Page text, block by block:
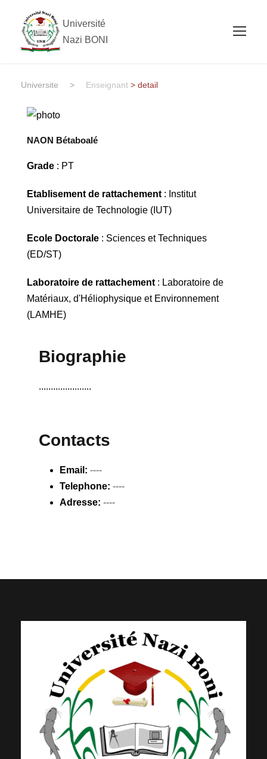
Université
Nazi BONI
Universite > Enseignant > detail
NAON Bétaboalé
Grade: PT
Etablisement de rattachement: Institut
Universitaire de Technologie (IUT)
Ecole Doctorale: Sciences et Techniques
(ED/ST)
Laboratoire de rattachement: Laboratoire de
Matériaux, d'Héliophysique et Environnement
(LAMHE)
Biographie
......................
Contacts
Email: ----
Telephone: ----
Adresse: ----